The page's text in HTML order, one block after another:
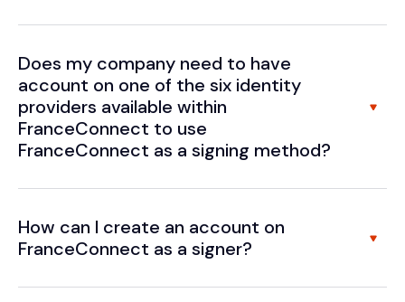
Does my company need to have
account on one of the six identity
providers available within
FranceConnect to use
FranceConnect as a signing method?
How can I create an account on
FranceConnect as a signer?